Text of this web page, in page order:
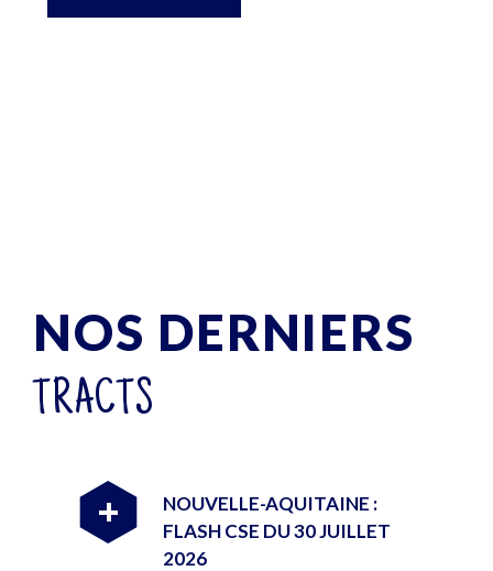
NOS DERNIERS
TRACTS
+
NOUVELLE-AQUITAINE :
FLASH CSE DU 30 JUILLET
2026